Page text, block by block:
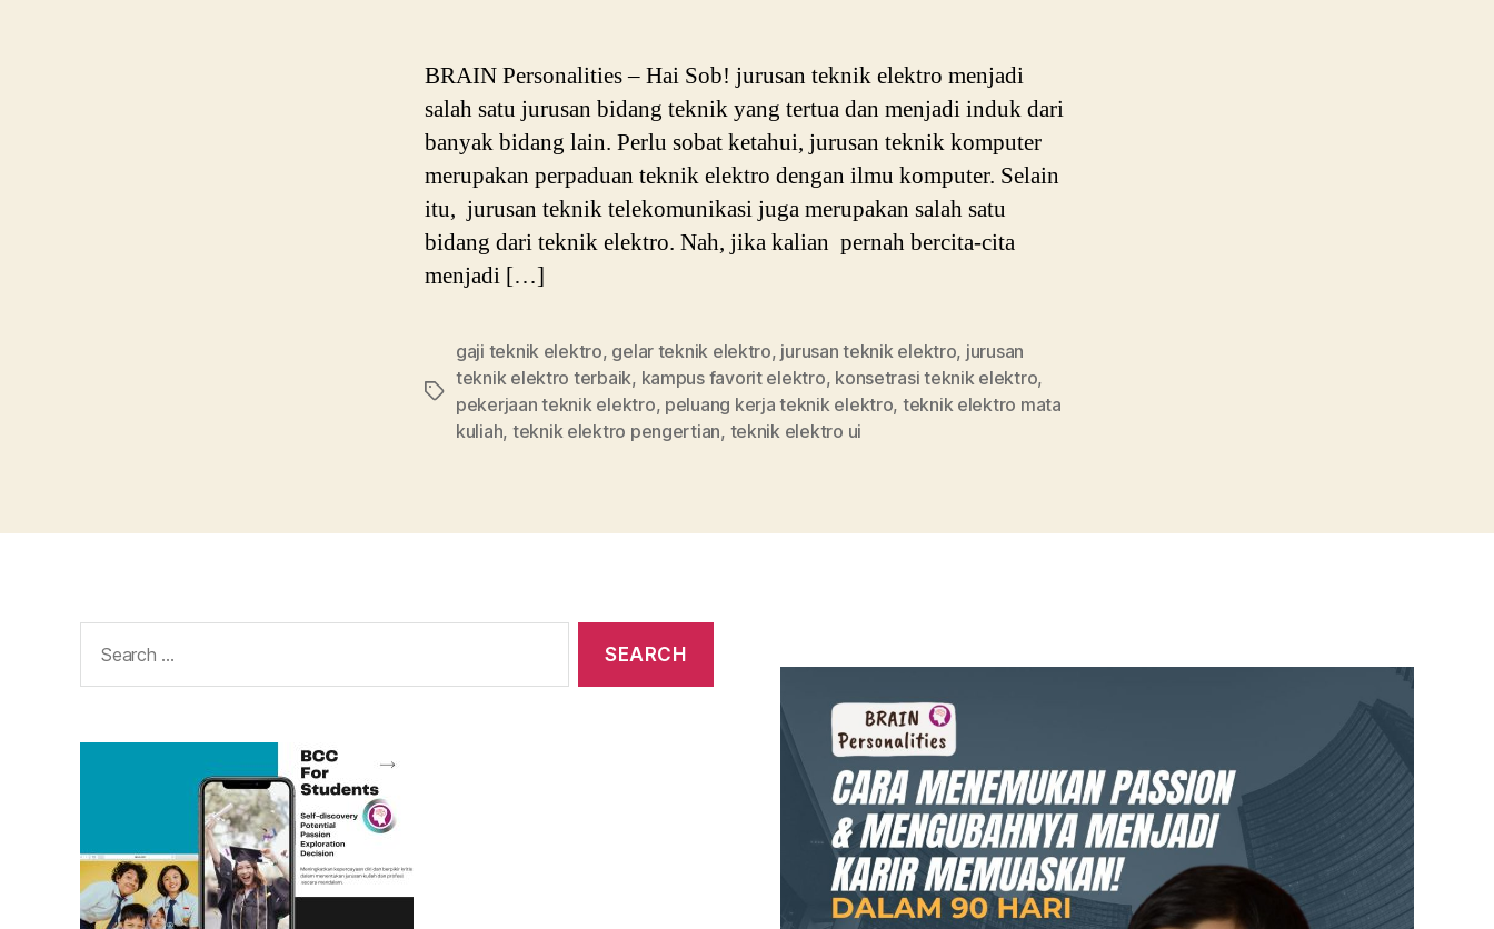
BRAIN Personalities – Hai Sob! jurusan teknik elektro menjadi
salah satu jurusan bidang teknik yang tertua dan menjadi induk dari
banyak bidang lain. Perlu sobat ketahui, jurusan teknik komputer
merupakan perpaduan teknik elektro dengan ilmu komputer. Selain
itu, jurusan teknik telekomunikasi juga merupakan salah satu
bidang dari teknik elektro. Nah, jika kalian pernah bercita-cita
menjadi […]
Tags
gaji teknik elektro, gelar teknik elektro, jurusan teknik elektro, jurusan
teknik elektro terbaik, kampus favorit elektro, konsetrasi teknik elektro,
pekerjaan teknik elektro, peluang kerja teknik elektro, teknik elektro mata
kuliah, teknik elektro pengertian, teknik elektro ui
for: